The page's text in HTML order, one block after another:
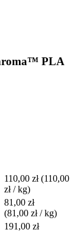
PLA
110,00 zł (110,00
zł / kg)
81,00 zł
(81,00 zł / kg)
191,00 zł